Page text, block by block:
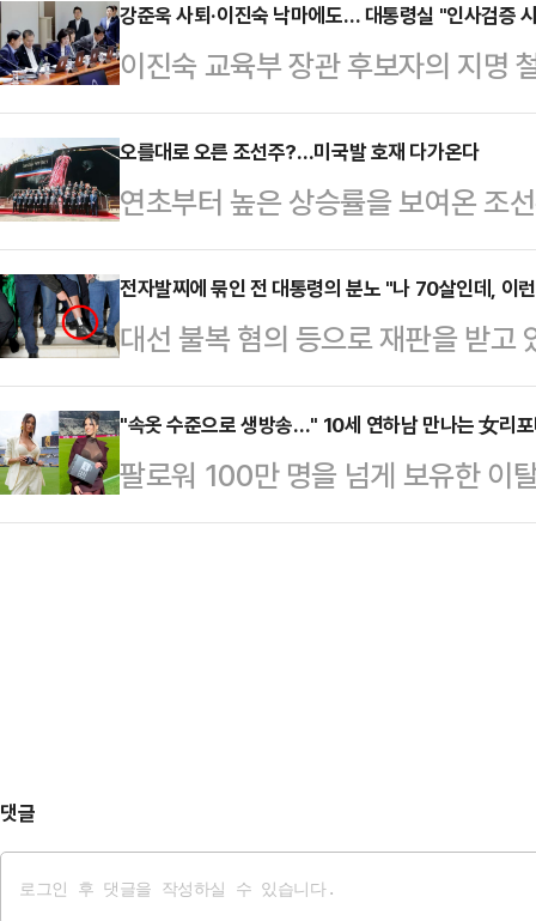
정직 7급 공무원이 (자기들 말로) ‘
노라고 폭로했었다. 이 지사가 애용
동까지 왕복 4시간이나 되는 길을
될 것이 없다. 일제든 국산이든, 아
일이 아니다. 경기도청 별정직 7급
하는 미용…
강준욱 사퇴·이진숙 낙마에도… 대통령실 "인사검증
이진숙 교육부 장관 후보자의 지명
서관이 자진 사퇴하면서, 이재명 정
문이 제기되고 있다. 그럼에도 대통
다"는 입장을 유지하며 책임론을
정 대통령실 대변인은 강준욱 비서
관련해 인사검증이 부실했던 것 아
지 못했던 예상 밖의 문제가 발견
까지 많은 비서관들이 임…
오를대로 오른 조선주?…미국발 호재 다가온다
연초부터 높은 상승률을 보여온 조
을 보이는 가운데 향후 반등 여부에
로 2분기 실적 전망이 불투명하지
를 것이라는 기대감을 낳고 있다
양, HD현대중공업, 한화오션 주
2.82% 하락했다.해당 종목들이
매물이 대거 쏟아진 영향으로 풀이
종목별 차…
전자발찌에 묶인 전 대통령의 분노 "나 70살인데, 이
대선 불복 혐의 등으로 재판을 받고
령의 발목에 위치추적 전자장치(전
외신에 따르면 보우소나루 전 대통
(연방 상·하원) 건물 계단에서 왼쪽
취재진에게 내보이며 발끈했다.그
"속옷 수준으로 생방송…" 10세 연하남 만나는 女리
팔로워 100만 명을 넘게 보유한 이
나의 과한 노출 의상이 화제의 중
댓글